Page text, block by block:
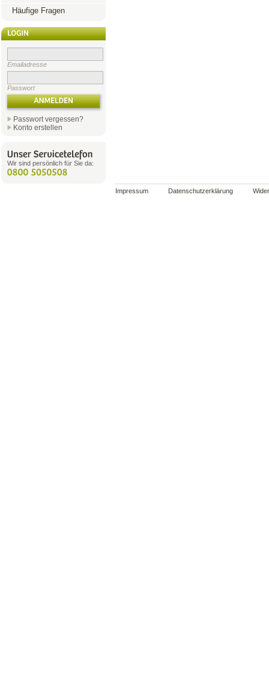
Häufige Fragen
Emailadresse
Passwort
Passwort vergessen?
Konto erstellen
Wir sind persönlich für Sie da:
Impressum Datenschutzerklärung